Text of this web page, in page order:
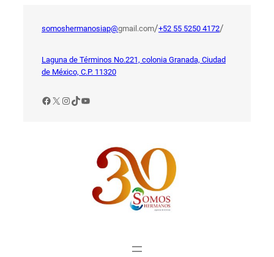
somoshermanosiap@gmail.com/+52 55 5250 4172/
Laguna de Términos No.221, colonia Granada, Ciudad
de México, C.P. 11320
Facebook
X Instagram
TikTok
YouTube